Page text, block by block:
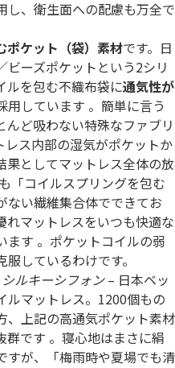
し、衛生面への配慮も万全で
ポケット（袋）素材です。日
ーズポケットという2シリ
ルを包む不織布袋に通気性が
用しています 。簡単に言う
んど吸わない特殊なファブリ
レス内部の湿気がポケットか
果としてマットレス全体の放
「コイルスプリングを包む
ない繊維集合体でできてお
れマットレスをいつも快適な
ます 。ポケットコイルの弱
しているわけです。
ルキーシフォン– 日本ベッ
ルマットレス。1200個もの
、上記の高通気ポケット素材
群です 。寝心地はまさに絹
すが、「梅雨時や夏場でも清